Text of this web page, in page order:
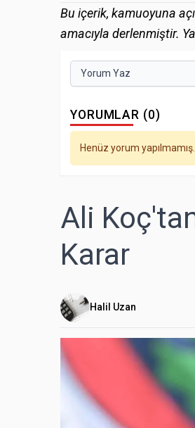
Bu içerik, kamuoyuna
amacıyla derlenmiştir.
Yorum Yaz
YORUMLAR (0)
Henüz yorum yapılmamış.
Ali
Karar
Halil Uzan